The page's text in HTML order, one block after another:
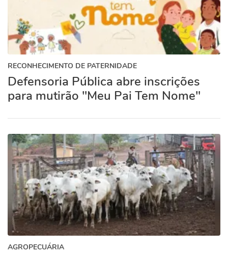
RECONHECIMENTO DE PATERNIDADE
Defensoria Pública abre inscrições
para mutirão "Meu Pai Tem Nome"
AGROPECUÁRIA